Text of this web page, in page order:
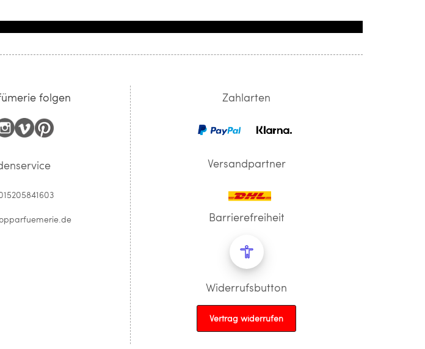
folgen Zahlarten
Versandpartner
Barrierefreiheit
Widerrufsbutton
Vertrag widerrufen